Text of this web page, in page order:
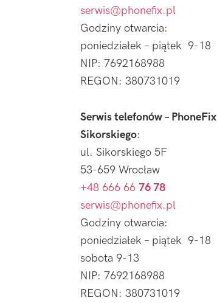
serwis@phonefix.pl
Godziny otwarcia:
poniedziałek – piątek 9-18
NIP: 7692168988
REGON: 380731019
Serwis telefonów – PhoneFix
Sikorskiego:
ul. Sikorskiego 5F
53-659 Wrocław
+48 666 66 76 78
serwis@phonefix.pl
Godziny otwarcia:
poniedziałek – piątek 9-18
sobota 9-13
NIP: 7692168988
REGON: 380731019